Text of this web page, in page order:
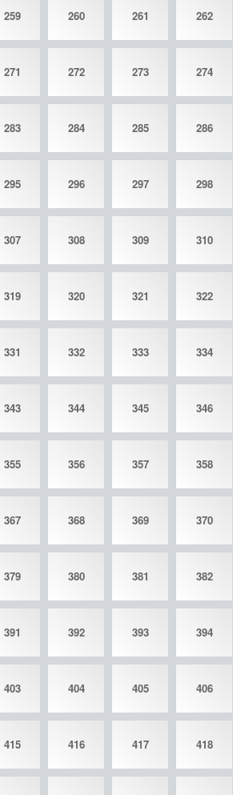
259 260 261 262
271 272 273 274
283 284 285 286
295 296 297 298
307 308 309 310
319 320 321 322
331 332 333 334
343 344 345 346
355 356 357 358
367 368 369 370
379 380 381 382
391 392 393 394
403 404 405 406
415 416 417 418